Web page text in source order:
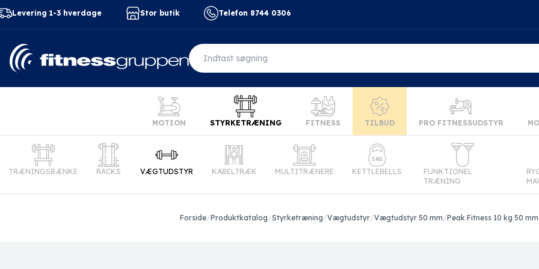
Levering 1-3 hverdage Stor butik Telefon 8744 0306
MOTION STYRKETRÆNING FITNESS TILBUD PRO FITNESSUDSTYR
TRÆNINGSBÆNKE RACKS VÆGTUDSTYR KABELTRÆK MULTITRÆNERE KETTLEBELLS
FUNKTIONEL
TRÆNING
Forside/Produktkatalog/Styrketræning/Vægtudstyr/Vægtudstyr 50 mm/Peak Fitness 10 kg 50